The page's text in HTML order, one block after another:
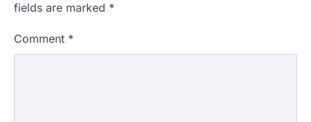
fields are marked *
Comment *